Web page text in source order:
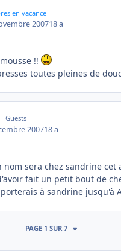
en vacance
200718 a
!!
toutes pleines de
Guests
200718 a
nom sera chez sandrine cet
fait un petit bout de
à sandrine jusqu'à
PAGE 1 SUR 7